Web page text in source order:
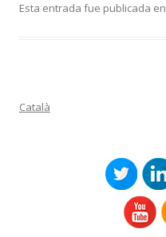
Esta entrada fue publicada en
Català